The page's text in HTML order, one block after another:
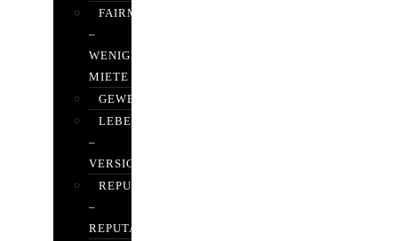
FAIRMIETEN
–
WENIGER
MIETE
GEWERBERECHT
LEBENSVERSICHERUNG
–
VERSICHERUNGSRECHT
REPUTATIONSRECHT
–
REPUTATIONSMANAGEMENT